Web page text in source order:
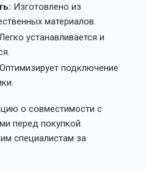
Изготовлено из
материалов.
устанавливается и
Оптимизирует подключение
о совместимости с
перед покупкой.
специалистам за